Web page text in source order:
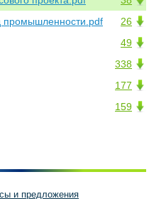
26
промышленности.pdf
49
338
177
159
и предложения